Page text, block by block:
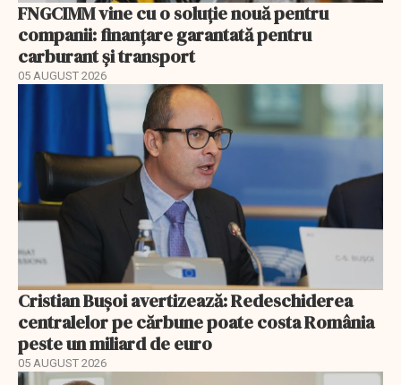
FNGCIMM vine cu o soluție nouă pentru
companii: finanțare garantată pentru
carburant și transport
05 AUGUST 2026
Cristian Bușoi avertizează: Redeschiderea
centralelor pe cărbune poate costa România
peste un miliard de euro
05 AUGUST 2026